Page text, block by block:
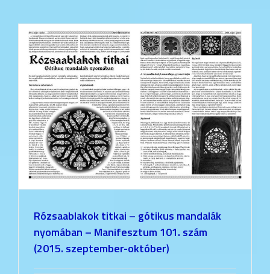
Rózsaablakok titkai – gótikus mandalák
nyomában – Manifesztum 101. szám
(2015. szeptember-október)